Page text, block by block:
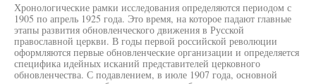
Хронологические рамки исследования определяются периодом с
1905 по апрель 1925 года. Это время, на которое падают главные
этапы развития обновленческого движения в Русской
православной церкви. В годы первой российской революции
оформляются первые обновленческие организации и определяется
специфика идейных исканий представителей церковного
обновленчества. С подавлением, в июле 1907 года, основной